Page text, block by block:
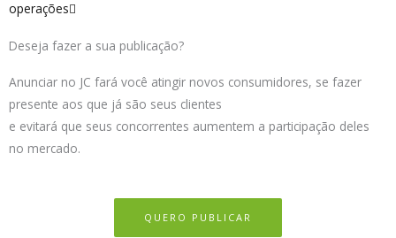
operações
Deseja fazer a sua publicação?
Anunciar no JC fará você atingir novos consumidores, se fazer
presente aos que já são seus clientes
e evitará que seus concorrentes aumentem a participação deles
no mercado.
QUERO PUBLICAR